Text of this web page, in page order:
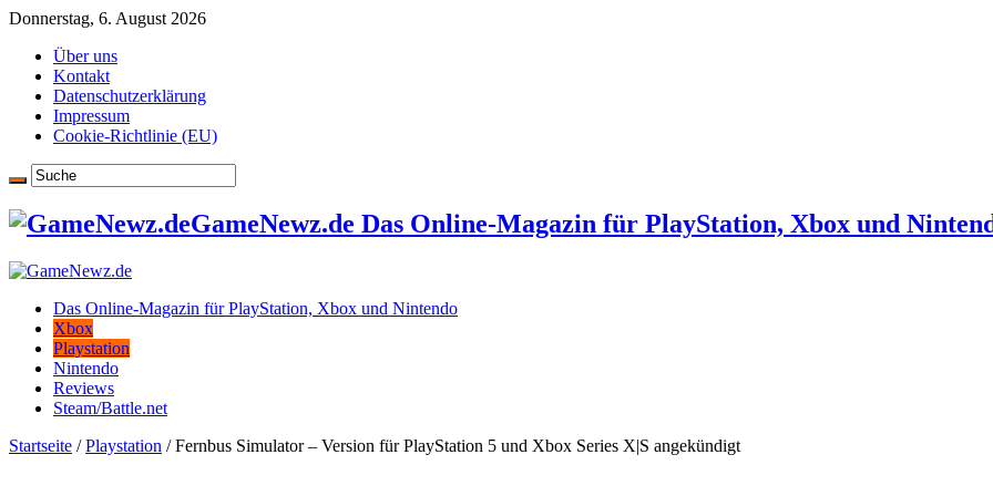
Donnerstag, 6. August 2026
Über uns
Kontakt
Datenschutzerklärung
Impressum
Cookie-Richtlinie (EU)
GameNewz.de Das Online-Magazin für PlayStation, Xbox und
Das Online-Magazin für PlayStation, Xbox und Nintendo
Xbox
Playstation
Nintendo
Reviews
Steam/Battle.net
Startseite / Playstation / Fernbus Simulator – Version für PlayStation 5 und Xbox Series X|S angekündigt